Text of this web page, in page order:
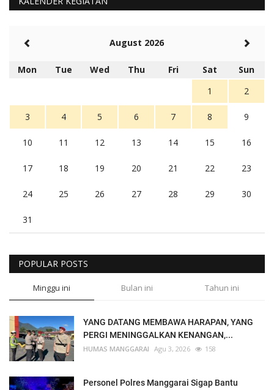
August 2026
Mon Tue Wed Thu Fri Sat
Sun
1
2
3 4 5 6 7 8 9
10 11 12 13 14 15 16
17 18 19 20 21 22 23
24 25 26 27 28 29 30
31
POPULAR POSTS
Minggu ini Bulan ini Tahun ini
YANG DATANG MEMBAWA HARAPAN, YANG
PERGI MENINGGALKAN KENANGAN,...
HUMAS MANGGARAI Agu 3, 2026 158
Personel Polres Manggarai Sigap Bantu